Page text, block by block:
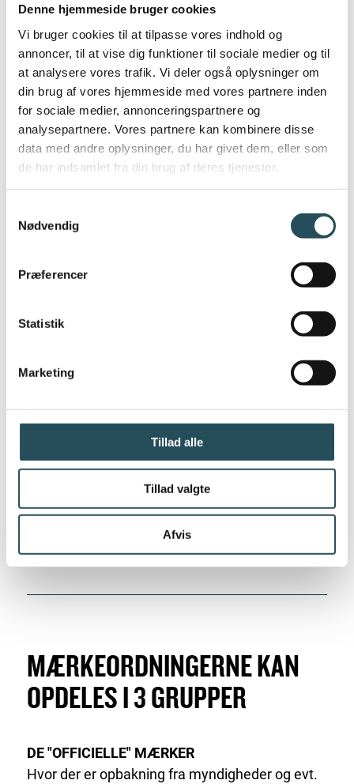
Denne hjemmeside bruger cookies
Vi bruger cookies til at tilpasse vores indhold og
annoncer, til at vise dig funktioner til sociale medier og til
at analysere vores trafik. Vi deler også oplysninger om
din brug af vores hjemmeside med vores partnere inden
for sociale medier, annonceringspartnere og
analysepartnere. Vores partnere kan kombinere disse
data med andre oplysninger, du har givet dem, eller som
de har indsamlet fra din brug af deres tjenester.
Nødvendig
Præferencer
Statistik
Marketing
Tillad alle
Tillad valgte
Afvis
SE FOLDER
MÆRKER TIL DIT INDKØB
Mærkeplakaten giver et hurtigt overblik over de
samme mærker, som Mærkekataloget går i dybden
med. Posteren gør det muligt for dig at vælge mærker
efter indkøbskategorier og den kan hænges op på
kontoret for inspiration til indkøbet.
SE PLAKAT
MÆRKEORDNINGERNE KAN
OPDELES I 3 GRUPPER
DE "OFFICIELLE" MÆRKER
Hvor der er opbakning fra myndigheder og evt.